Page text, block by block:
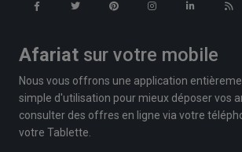
Afariat sur votre mobile
Nous vous offrons une application
simple d'utilisation pour mieux déposer vos
consulter des offres en ligne via votre
votre Tablette.